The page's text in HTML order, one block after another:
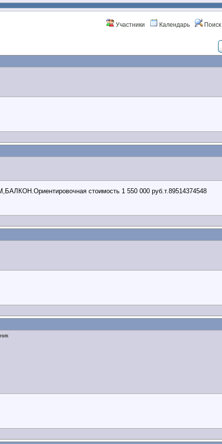
Участники Календарь Поиск
стоимость 1 550 000 руб.т.89514374548